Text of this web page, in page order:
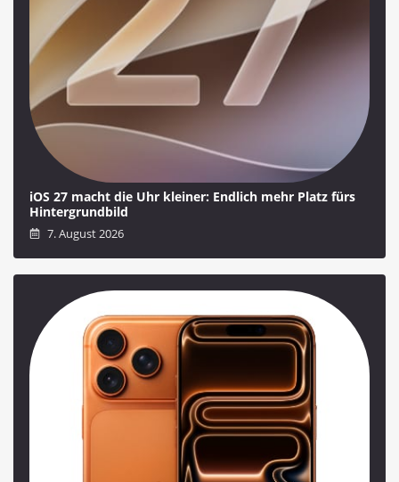
iOS 27 macht die Uhr kleiner: Endlich mehr Platz fürs
Hintergrundbild
7. August 2026